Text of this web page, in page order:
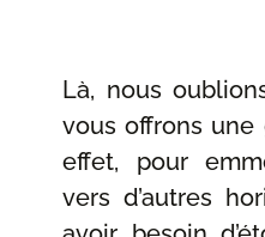
Là, nous
vous offrons une
effet, pour
vers d’autres